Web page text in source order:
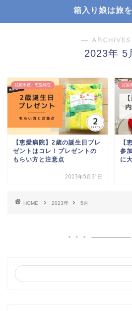
箱入り娘は旅
―
2023年 5
妊娠出産・恵愛病院
【恵愛病院】2歳の誕生日プレ
ゼントはコレ！プレゼントの
もらい方と注意点
2023年5月31日
妊娠
【
参
に
HOME 2023年 5月